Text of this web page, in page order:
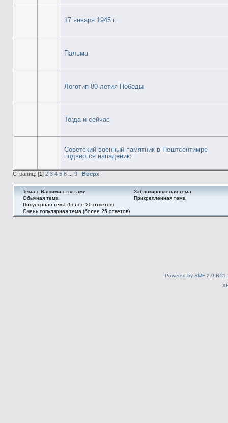
17 января 1945 г.
Пальма
Логотип 80-летия Победы
Тогда и сейчас
Советский военный памятник в Пештсентимре
подвергся нападению
Страниц: [1 ] 2 3 4 5 6 ... 9 Вверх
Тема с Вашими ответами
Обычная тема
Популярная тема (более 20 ответов)
Очень популярная тема (более 25 ответов)
Заблокированная тема
Прикрепленная тема
Powered by SMF 2.0